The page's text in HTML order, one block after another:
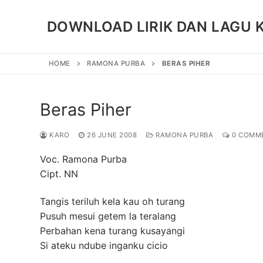
DOWNLOAD LIRIK DAN LAGU
HOME RAMONA PURBA BERAS PIHER
Beras Piher
KARO 26 JUNE 2008 RAMONA PURBA 0
Voc. Ramona Purba
Cipt. NN
Tangis teriluh kela kau oh turang
Pusuh mesui getem la teralang
Perbahan kena turang kusayangi
Si ateku ndube inganku cicio